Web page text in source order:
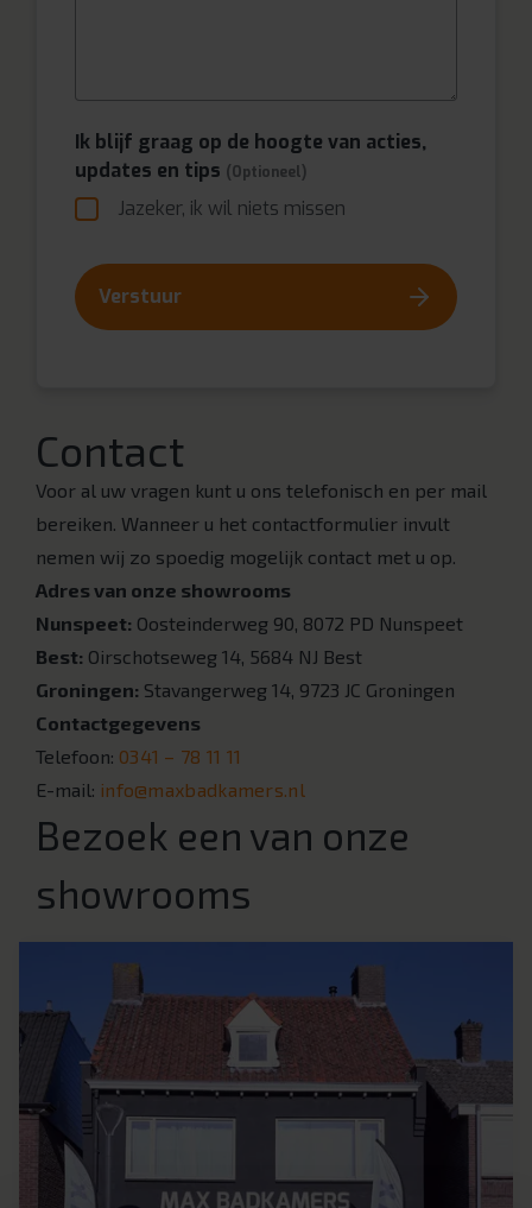
Contact
Voor al uw vragen kunt u ons telefonisch en per mail
bereiken. Wanneer u het contactformulier invult
nemen wij zo spoedig mogelijk contact met u op.
Adres van onze showrooms
Nunspeet: Oosteinderweg 90, 8072 PD Nunspeet
Best: Oirschotseweg 14, 5684 NJ Best
Groningen: Stavangerweg 14, 9723 JC Groningen
Contactgegevens
Telefoon: 0341 – 78 11 11
E-mail: info@maxbadkamers.nl
Ik blijf graag op de hoogte van acties,
updates en tips (Optioneel)
Jazeker, ik wil niets missen
Verstuur
Bezoek een van onze
showrooms